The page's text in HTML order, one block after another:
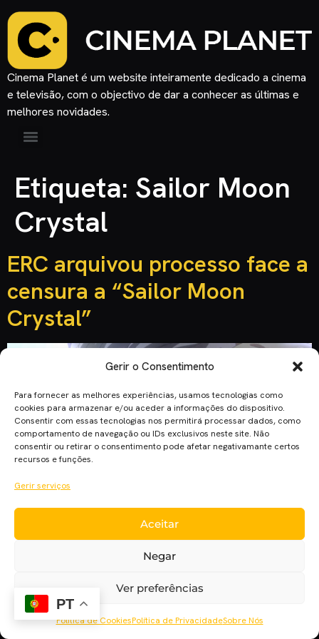
Gerir o Consentimento
Para fornecer as melhores experiências, usamos tecnologias como
cookies para armazenar e/ou aceder a informações do dispositivo.
Consentir com essas tecnologias nos permitirá processar dados, como
comportamento de navegação ou IDs exclusivos neste site. Não
consentir ou retirar o consentimento pode afetar negativamante certos
recursos e funções.
Gerir serviços
Aceitar
Negar
Ver preferências
Política de CookiesPolítica de PrivacidadeSobre Nós
Cinema Planet é um website inteiramente dedicado a cinema
e televisão, com o objectivo de dar a conhecer as últimas e
melhores novidades.
Etiqueta: Sailor Moon
Crystal
ERC arquivou processo face a
censura a “Sailor Moon
Crystal”
O Panda Biggs, durante a sua transmissão de Sailor Moon
e identidade de género. A ERC, nesta sexta-feira, comunicou
Em 2016, o Panda Biggs resolveu censurar um beijo na série
Sailor Moon Crystal. Não só essa cena, mas […]
PT